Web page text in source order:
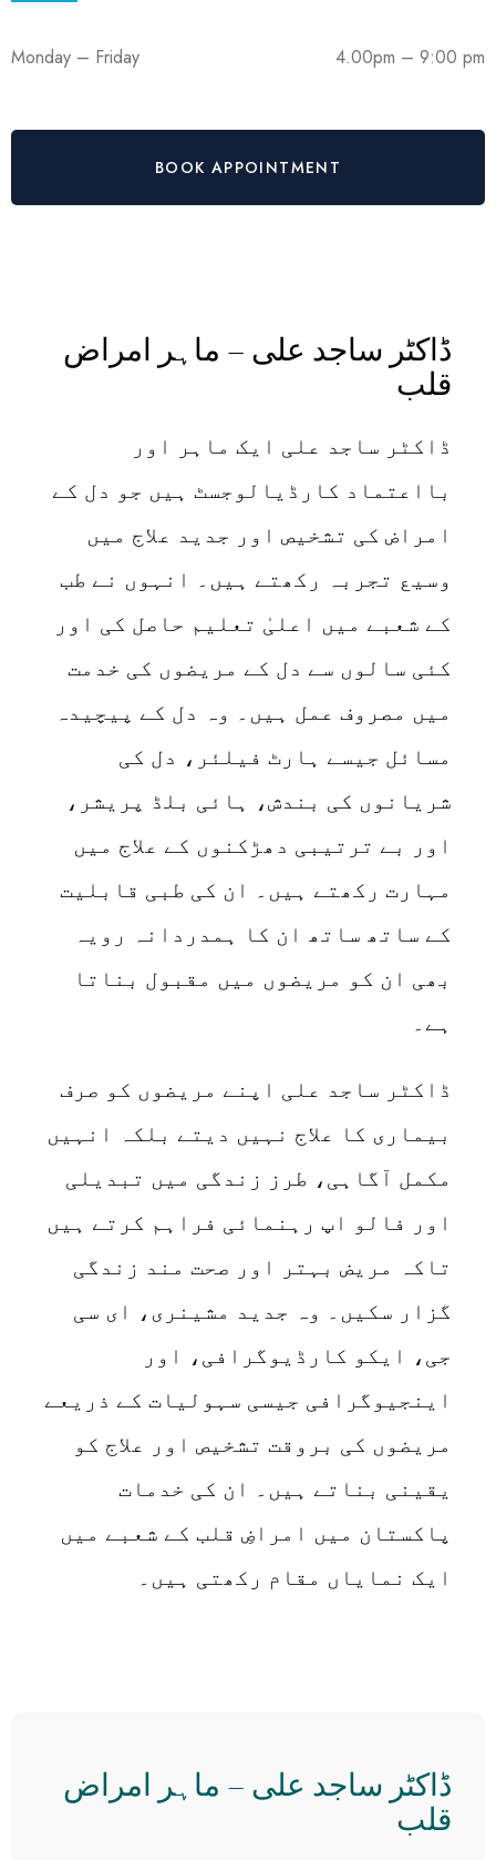
Monday – Friday 4.00pm – 9:00 pm
BOOK APPOINTMENT
ڈاکٹر ساجد علی – ماہر امراض
قلب
ڈاکٹر ساجد علی ایک ماہر اور
بااعتماد کارڈیالوجسٹ ہیں جو دل کے
امراض کی تشخیص اور جدید علاج میں
وسیع تجربہ رکھتے ہیں۔ انہوں نے طب
کے شعبے میں اعلیٰ تعلیم حاصل کی اور
کئی سالوں سے دل کے مریضوں کی خدمت
میں مصروف عمل ہیں۔ وہ دل کے پیچیدہ
مسائل جیسے ہارٹ فیلئر، دل کی
شریانوں کی بندش، ہائی بلڈ پریشر،
اور بے ترتیبی دھڑکنوں کے علاج میں
مہارت رکھتے ہیں۔ ان کی طبی قابلیت
کے ساتھ ساتھ ان کا ہمدردانہ رویہ
بھی ان کو مریضوں میں مقبول بناتا
ہے۔
ڈاکٹر ساجد علی اپنے مریضوں کو صرف
بیماری کا علاج نہیں دیتے بلکہ انہیں
مکمل آگاہی، طرز زندگی میں تبدیلی
اور فالو اپ رہنمائی فراہم کرتے ہیں
تاکہ مریض بہتر اور صحت مند زندگی
گزار سکیں۔ وہ جدید مشینری، ای سی
جی، ایکو کارڈیوگرافی، اور
اینجیوگرافی جیسی سہولیات کے ذریعے
مریضوں کی بروقت تشخیص اور علاج کو
یقینی بناتے ہیں۔ ان کی خدمات
پاکستان میں امراضِ قلب کے شعبے میں
ایک نمایاں مقام رکھتی ہیں۔
ڈاکٹر ساجد علی – ماہر امراض
قلب